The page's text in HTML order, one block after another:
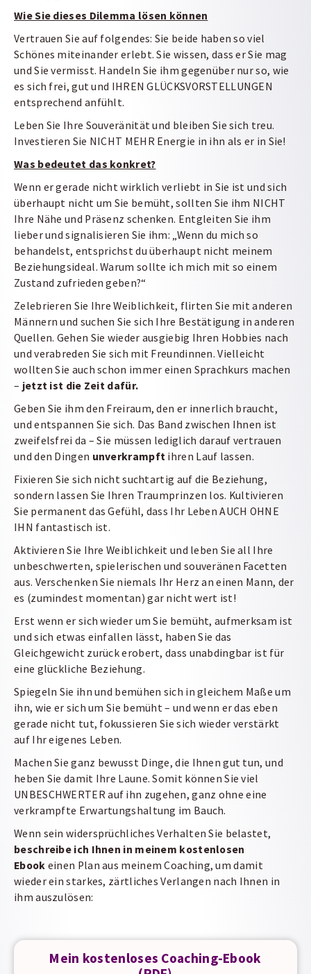
Wie Sie dieses Dilemma lösen können
Vertrauen Sie auf folgendes: Sie beide haben so viel
Schönes miteinander erlebt. Sie wissen, dass er Sie mag
und Sie vermisst. Handeln Sie ihm gegenüber nur so, wie
es sich frei, gut und IHREN GLÜCKSVORSTELLUNGEN
entsprechend anfühlt.
Leben Sie Ihre Souveränität und bleiben Sie sich treu.
Investieren Sie NICHT MEHR Energie in ihn als er in Sie!
Was bedeutet das konkret?
Wenn er gerade nicht wirklich verliebt in Sie ist und sich
überhaupt nicht um Sie bemüht, sollten Sie ihm NICHT
Ihre Nähe und Präsenz schenken. Entgleiten Sie ihm
lieber und signalisieren Sie ihm: „Wenn du mich so
behandelst, entsprichst du überhaupt nicht meinem
Beziehungsideal. Warum sollte ich mich mit so einem
Zustand zufrieden geben?“
Zelebrieren Sie Ihre Weiblichkeit, flirten Sie mit anderen
Männern und suchen Sie sich Ihre Bestätigung in anderen
Quellen. Gehen Sie wieder ausgiebig Ihren Hobbies nach
und verabreden Sie sich mit Freundinnen. Vielleicht
wollten Sie auch schon immer einen Sprachkurs machen
– jetzt ist die Zeit dafür.
Geben Sie ihm den Freiraum, den er innerlich braucht,
und entspannen Sie sich. Das Band zwischen Ihnen ist
zweifelsfrei da – Sie müssen lediglich darauf vertrauen
und den Dingen unverkrampft ihren Lauf lassen.
Fixieren Sie sich nicht suchtartig auf die Beziehung,
sondern lassen Sie Ihren Traumprinzen los. Kultivieren
Sie permanent das Gefühl, dass Ihr Leben AUCH OHNE
IHN fantastisch ist.
Aktivieren Sie Ihre Weiblichkeit und leben Sie all Ihre
unbeschwerten, spielerischen und souveränen Facetten
aus. Verschenken Sie niemals Ihr Herz an einen Mann, der
es (zumindest momentan) gar nicht wert ist!
Erst wenn er sich wieder um Sie bemüht, aufmerksam ist
und sich etwas einfallen lässt, haben Sie das
Gleichgewicht zurück erobert, dass unabdingbar ist für
eine glückliche Beziehung.
Spiegeln Sie ihn und bemühen sich in gleichem Maße um
ihn, wie er sich um Sie bemüht – und wenn er das eben
gerade nicht tut, fokussieren Sie sich wieder verstärkt
auf Ihr eigenes Leben.
Machen Sie ganz bewusst Dinge, die Ihnen gut tun, und
heben Sie damit Ihre Laune. Somit können Sie viel
UNBESCHWERTER auf ihn zugehen, ganz ohne eine
verkrampfte Erwartungshaltung im Bauch.
Wenn sein widersprüchliches Verhalten Sie belastet,
beschreibe ich Ihnen in meinem kostenlosen
Ebook einen Plan aus meinem Coaching, um damit
wieder ein starkes, zärtliches Verlangen nach Ihnen in
ihm auszulösen:
Mein kostenloses Coaching-Ebook